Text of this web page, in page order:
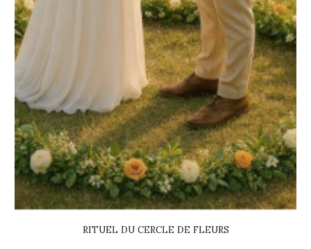
RITUEL DU CERCLE DE FLEURS